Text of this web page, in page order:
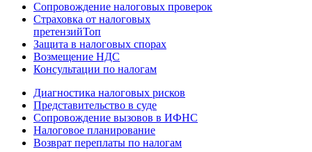
Сопровождение налоговых проверок
Страховка от налоговых
претензийТоп
Защита в налоговых спорах
Возмещение НДС
Консультации по налогам
Диагностика налоговых рисков
Представительство в суде
Сопровождение вызовов в ИФНС
Налоговое планирование
Возврат переплаты по налогам